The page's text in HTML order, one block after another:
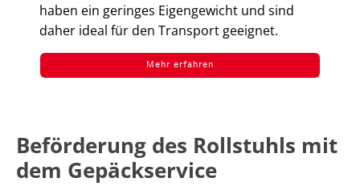
haben ein geringes Eigengewicht und sind
daher ideal für den Transport geeignet.
Mehr erfahren
Beförderung des Rollstuhls mit
dem Gepäckservice